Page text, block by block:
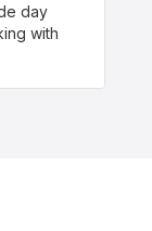
day
with